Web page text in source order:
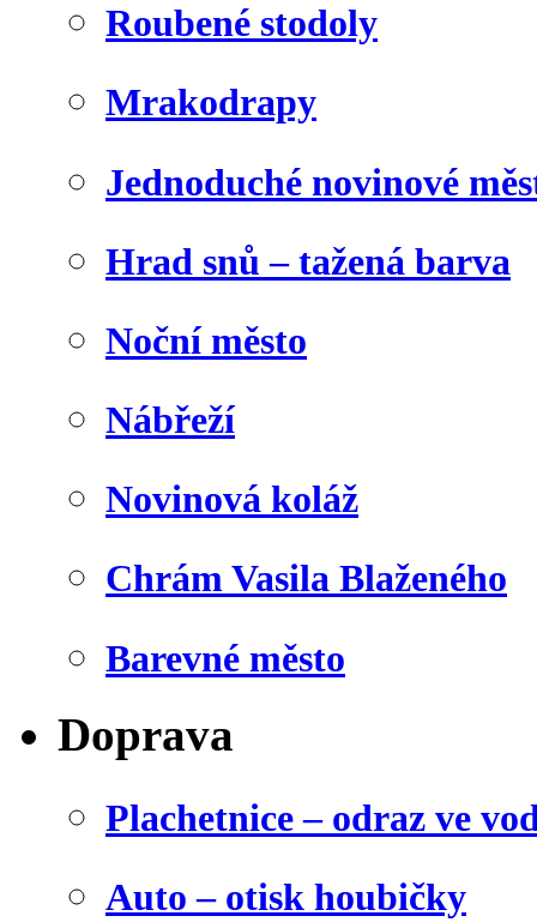
Roubené stodoly
Mrakodrapy
Jednoduché novinové
Hrad snů – tažená barva
Noční město
Nábřeží
Novinová koláž
Chrám Vasila Blaženého
Barevné město
Doprava
Plachetnice – odraz ve
Auto – otisk houbičky